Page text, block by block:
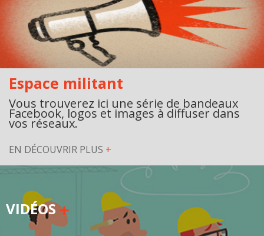
Secteurs d'activité
Hébergement et restauration
Plastiques et composites
Télécommunications
Aéronautique
Terminologie
Ressources terminologiques
Espace militant
Vous trouverez ici une série de bandeaux
Facebook, logos et images à diffuser dans
vos réseaux.
EN DÉCOUVRIR PLUS +
VIDÉOS